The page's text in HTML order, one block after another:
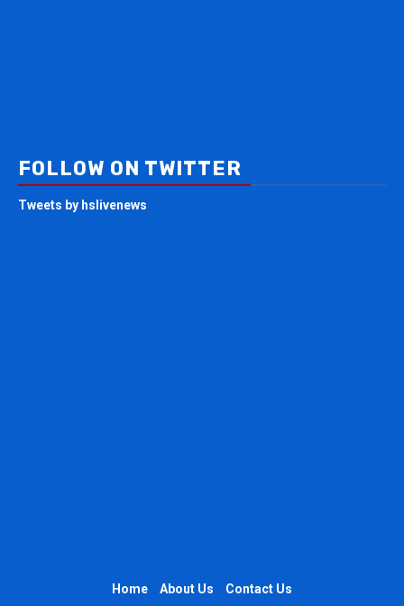
FOLLOW ON TWITTER
Tweets by hslivenews
Home About Us Contact Us